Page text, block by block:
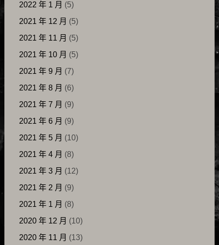
2022 年 1 月 (5)
2021 年 12 月 (5)
2021 年 11 月 (5)
2021 年 10 月 (5)
2021 年 9 月 (7)
2021 年 8 月 (6)
2021 年 7 月 (9)
2021 年 6 月 (9)
2021 年 5 月 (10)
2021 年 4 月 (8)
2021 年 3 月 (12)
2021 年 2 月 (9)
2021 年 1 月 (8)
2020 年 12 月 (10)
2020 年 11 月 (13)